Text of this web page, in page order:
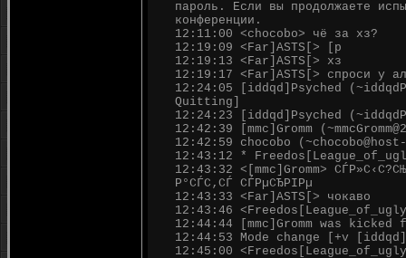
пароль. Если вы продолжаете
конференции.
12:11:00 <chocobo> чё за хз?
12:19:09 <Far]ASTS[> [p
12:19:13 <Far]ASTS[> хз
12:19:17 <Far]ASTS[> спроси у
12:24:05 [iddqd]Psyched
Quitting]
12:24:23 [iddqd]Psyched
12:42:39 [mmc]Gromm
12:42:59 chocobo
12:43:12 *
12:43:32 <[mmc]Gromm>
Р°СЃС‚СЃ СЃРµСЂРІРµ
12:43:33 <Far]ASTS[> чокаво
12:43:46
12:44:44 [mmc]Gromm was
12:44:53 Mode change [+v
12:45:00